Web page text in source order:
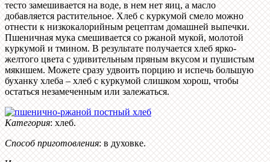
тесто замешивается на воде, в нем нет яиц, а масло
добавляется растительное. Хлеб с куркумой смело можно
отнести к низкокалорийным рецептам домашней выпечки.
Пшеничная мука смешивается со ржаной мукой, молотой
куркумой и тмином. В результате получается хлеб ярко-
желтого цвета с удивительным пряным вкусом и пушистым
мякишем. Можете сразу удвоить порцию и испечь большую
буханку хлеба – хлеб с куркумой слишком хорош, чтобы
остаться незамеченным или залежаться.
Категория:хлеб.
Способ приготовления: в духовке.